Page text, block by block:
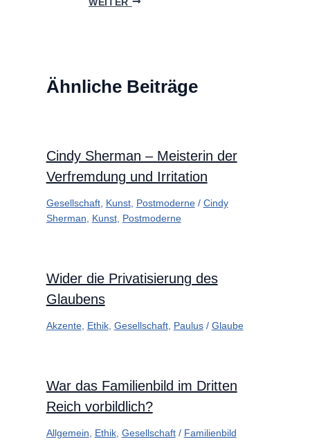
Ähnliche Beiträge
Cindy Sherman – Meisterin der
Verfremdung und Irritation
Gesellschaft, Kunst, Postmoderne/ Cindy
Sherman
Kunst, Postmoderne
Wider die Privatisierung des
Glaubens
Akzente, Ethik, Gesellschaft, Paulus/ Glaube
War das Familienbild im Dritten
Reich vorbildlich?
Allgemein Ethik, Gesellschaft/ Familienbild